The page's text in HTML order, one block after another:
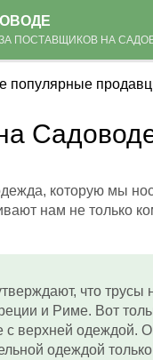
ПОСТАВЩИКОВ НА
популярные
которую мы
нам не только
что трусы
и Риме. Вот
с верхней одеждой.
одеждой